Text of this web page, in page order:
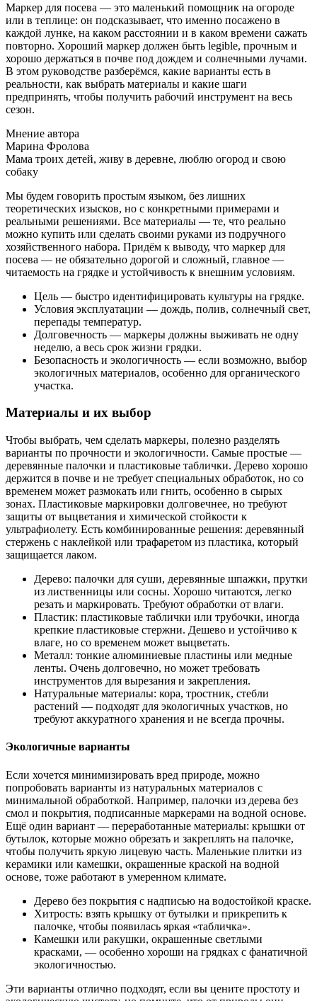
Маркер для посева — это маленький помощник на огороде
или в теплице: он подсказывает, что именно посажено в
каждой лунке, на каком расстоянии и в каком времени сажать
повторно. Хороший маркер должен быть legible, прочным и
хорошо держаться в почве под дождем и солнечными лучами.
В этом руководстве разберёмся, какие варианты есть в
реальности, как выбрать материалы и какие шаги
предпринять, чтобы получить рабочий инструмент на весь
сезон.
Мнение автора
Марина Фролова
Мама троих детей, живу в деревне, люблю огород и свою
собаку
Мы будем говорить простым языком, без лишних
теоретических изысков, но с конкретными примерами и
реальными решениями. Все материалы — те, что реально
можно купить или сделать своими руками из подручного
хозяйственного набора. Придём к выводу, что маркер для
посева — не обязательно дорогой и сложный, главное —
читаемость на грядке и устойчивость к внешним условиям.
Цель — быстро идентифицировать культуры на грядке.
Условия эксплуатации — дождь, полив, солнечный свет,
перепады температур.
Долговечность — маркеры должны выживать не одну
неделю, а весь срок жизни грядки.
Безопасность и экологичность — если возможно, выбор
экологичных материалов, особенно для органического
участка.
Материалы и их выбор
Чтобы выбрать, чем сделать маркеры, полезно разделять
варианты по прочности и экологичности. Самые простые —
деревянные палочки и пластиковые таблички. Дерево хорошо
держится в почве и не требует специальных обработок, но со
временем может размокать или гнить, особенно в сырых
зонах. Пластиковые маркировки долговечнее, но требуют
защиты от выцветания и химической стойкости к
ультрафиолету. Есть комбинированные решения: деревянный
стержень с наклейкой или трафаретом из пластика, который
защищается лаком.
Дерево: палочки для суши, деревянные шпажки, прутки
из лиственницы или сосны. Хорошо читаются, легко
резать и маркировать. Требуют обработки от влаги.
Пластик: пластиковые таблички или трубочки, иногда
крепкие пластиковые стержни. Дешево и устойчиво к
влаге, но со временем может выцветать.
Металл: тонкие алюминиевые пластины или медные
ленты. Очень долговечно, но может требовать
инструментов для вырезания и закрепления.
Натуральные материалы: кора, тростник, стебли
растений — подходят для экологичных участков, но
требуют аккуратного хранения и не всегда прочны.
Экологичные варианты
Если хочется минимизировать вред природе, можно
попробовать варианты из натуральных материалов с
минимальной обработкой. Например, палочки из дерева без
смол и покрытия, подписанные маркерами на водной основе.
Ещё один вариант — переработанные материалы: крышки от
бутылок, которые можно обрезать и закреплять на палочке,
чтобы получить яркую лицевую часть. Маленькие плитки из
керамики или камешки, окрашенные краской на водной
основе, тоже работают в умеренном климате.
Дерево без покрытия с надписью на водостойкой краске.
Хитрость: взять крышку от бутылки и прикрепить к
палочке, чтобы появилась яркая «табличка».
Камешки или ракушки, окрашенные светлыми
красками, — особенно хороши на грядках с фанатичной
экологичностью.
Эти варианты отлично подходят, если вы цените простоту и